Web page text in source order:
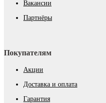
Вакансии
Партнёры
Покупателям
Акции
Доставка и оплата
Гарантия